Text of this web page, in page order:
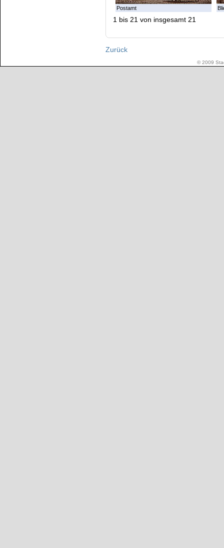
Postamt
1 bis 21 von insgesamt 21
Zurück
© 2009